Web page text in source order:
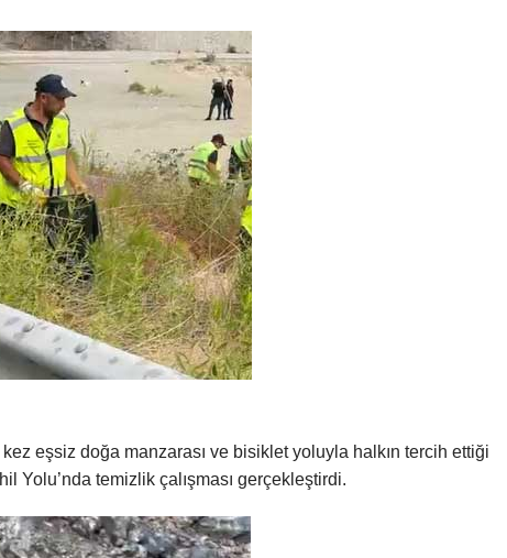
eşsiz doğa manzarası ve bisiklet yoluyla halkın tercih ettiği
Yolu’nda temizlik çalışması gerçekleştirdi.